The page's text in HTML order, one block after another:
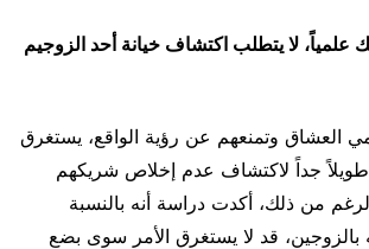
علمياً، لا يتطلب اكتشاف خيانة أحد الزوجيم
العشاق وتمنعهم عن رؤية الواقع، يستغرق
جداً لاكتشاف عدم إخلاص شريكهم
من ذلك، أكدت دراسة أنه بالنسبة
قد لا يستغرق الأمر سوى بضع